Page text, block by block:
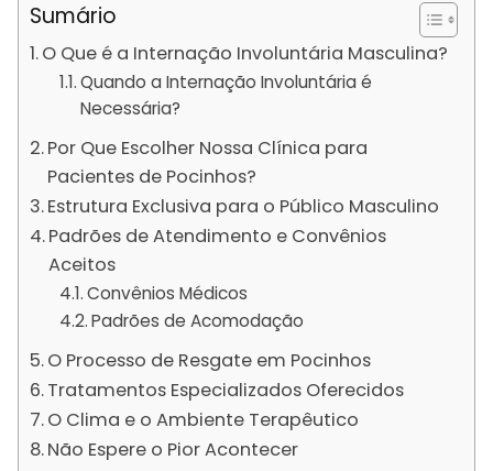
Sumário
O Que é a Internação Involuntária Masculina?
Quando a Internação Involuntária é
Necessária?
Por Que Escolher Nossa Clínica para
Pacientes de Pocinhos?
Estrutura Exclusiva para o Público Masculino
Padrões de Atendimento e Convênios
Aceitos
Convênios Médicos
Padrões de Acomodação
O Processo de Resgate em Pocinhos
Tratamentos Especializados Oferecidos
O Clima e o Ambiente Terapêutico
Não Espere o Pior Acontecer